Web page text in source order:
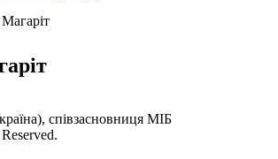
співзасновниця МІБ